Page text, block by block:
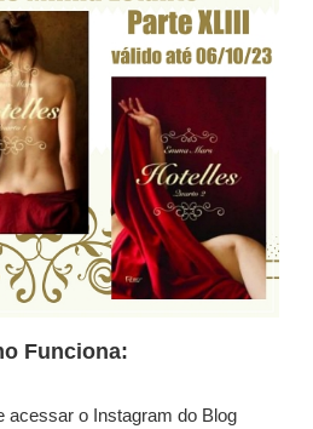
Funciona:
acessar o Instagram do Blog